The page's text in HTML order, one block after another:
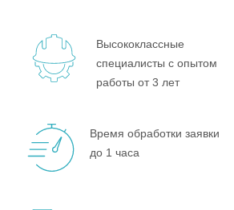
Высококлассные
специалисты с опытом
работы от 3 лет
Время обработки заявки
до 1 часа